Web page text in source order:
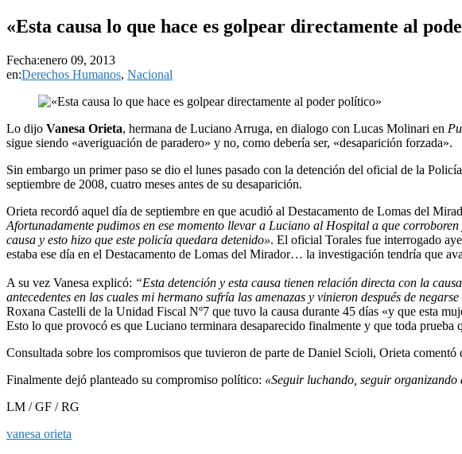
«Esta causa lo que hace es golpear directamente al
Fecha:enero 09, 2013
en:Derechos Humanos, Nacional
Lo dijo Vanesa Orieta, hermana de Luciano Arruga, en dialogo con Lucas Molinari en
sigue siendo «averiguación de paradero» y no, como debería ser, «desaparición forzada».
Sin embargo un primer paso se dio el lunes pasado con la detención del oficial de la
septiembre de 2008, cuatro meses antes de su desaparición.
Orieta recordó aquel día de septiembre en que acudió al Destacamento de Lomas del
Afortunadamente pudimos en ese momento llevar a Luciano al Hospital a que
causa y esto hizo que este policía quedara detenido». El oficial Torales fue interrogado
estaba ese día en el Destacamento de Lomas del Mirador… la investigación tendría que
A su vez Vanesa explicó: “Esta detención y esta causa tienen relación directa con la
antecedentes en las cuales mi hermano sufría las amenazas y vinieron después de
Roxana Castelli de la Unidad Fiscal Nº7 que tuvo la causa durante 45 días «y que esta
Esto lo que provocó es que Luciano terminara desaparecido finalmente y que toda prueba
Consultada sobre los compromisos que tuvieron de parte de Daniel Scioli, Orieta
Finalmente dejó planteado su compromiso político: «Seguir luchando, seguir
LM / GF / RG
vanesa orieta